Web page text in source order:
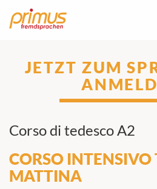
JETZT ZUM
Corso di tedesco A2
CORSO INTENSIVO
MATTINA